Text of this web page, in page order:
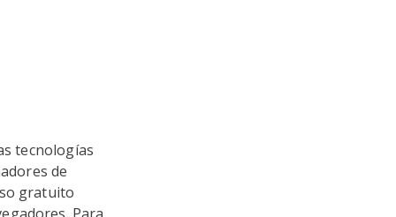
tecnologías
de
gratuito